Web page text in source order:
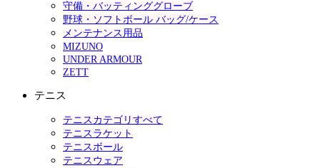
守備・バッティンググローブ
野球・ソフトボール バッグ/ケース
メンテナンス用品
MIZUNO
UNDER ARMOUR
ZETT
テニス
テニスカテゴリすべて
テニスラケット
テニスボール
テニスウェア